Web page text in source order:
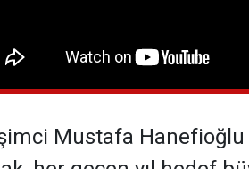
Mustafa Hanefioğlu